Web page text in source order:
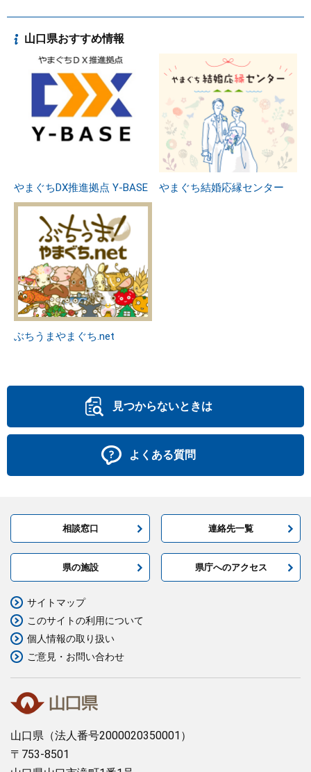
山口県おすすめ情報
やまぐちDX推進拠点 Y-BASE やまぐち結婚応縁センター
ぶちうまやまぐち.net
見つからないときは
よくある質問
相談窓口 連絡先一覧
県の施設 県庁へのアクセス
山口県 （法人番号2000020350001）
〒753-8501
サイトマップ
このサイトの利用について
個人情報の取り扱い
ご意見・お問い合わせ